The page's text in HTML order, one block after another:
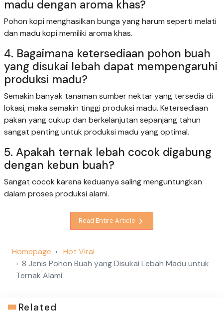
madu dengan aroma khas?
Pohon kopi menghasilkan bunga yang harum seperti melati
dan madu kopi memiliki aroma khas.
4. Bagaimana ketersediaan pohon buah
yang disukai lebah dapat mempengaruhi
produksi madu?
Semakin banyak tanaman sumber nektar yang tersedia di
lokasi, maka semakin tinggi produksi madu. Ketersediaan
pakan yang cukup dan berkelanjutan sepanjang tahun
sangat penting untuk produksi madu yang optimal.
5. Apakah ternak lebah cocok digabung
dengan kebun buah?
Sangat cocok karena keduanya saling menguntungkan
dalam proses produksi alami.
Read Entire Article
Homepage
Hot Viral
8 Jenis Pohon Buah yang Disukai Lebah Madu untuk
Ternak Alami
Related